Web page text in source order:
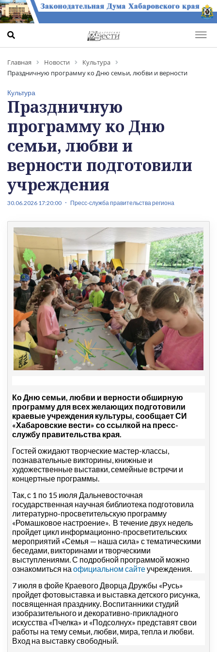
Главная Новости
Культура
Праздничную программу ко Дню семьи, любви и верности
Культура
Праздничную
программу ко Дню
семьи, любви и
верности подготовили
учреждения
30.06.2026 17:20:00 Пресс-служба правительства региона
Ко Дню семьи, любви и верности обширную
программу для всех желающих подготовили
краевые учреждения культуры, сообщает СИ
«Хабаровские вести» со ссылкой на пресс-
службу правительства края.
Гостей ожидают творческие мастер-классы,
познавательные викторины, книжные и
художественные выставки, семейные встречи и
концертные программы.
Так, с 1 по 15 июля Дальневосточная
государственная научная библиотека подготовила
литературно-просветительскую программу
«Ромашковое настроение». В течение двух недель
пройдет цикл информационно-просветительских
мероприятий «Семья — наша сила» с тематическими
беседами, викторинами и творческими
выступлениями. С подробной программой можно
ознакомиться на официальном сайтеучреждения.
7 июля в фойе Краевого Дворца Дружбы «Русь»
пройдет фотовыставка и выставка детского рисунка,
посвященная празднику. Воспитанники студий
изобразительного и декоративно-прикладного
искусства «Пчелка» и «Подсолнух» представят свои
работы на тему семьи, любви, мира, тепла и любви.
Вход на выставку свободный.